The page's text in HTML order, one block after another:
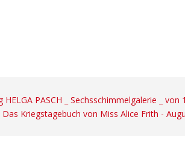
HELGA PASCH _ Sechsschimmelgalerie _
Das Kriegstagebuch von Miss Alice Frith -